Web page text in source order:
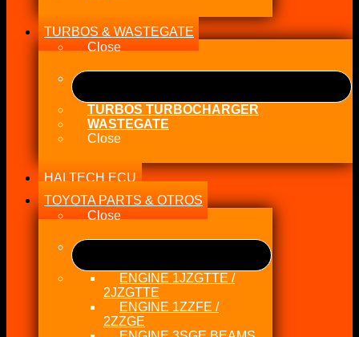
TURBOS & WASTEGATE
Close
TURBOS TURBOCHARGER
WASTEGATE
Close
HALTECH ECU
TOYOTA PARTS & OTROS
Close
ENGINE 1JZGTTE /
2JZGTTE
ENGINE 1ZZFE /
2ZZGE